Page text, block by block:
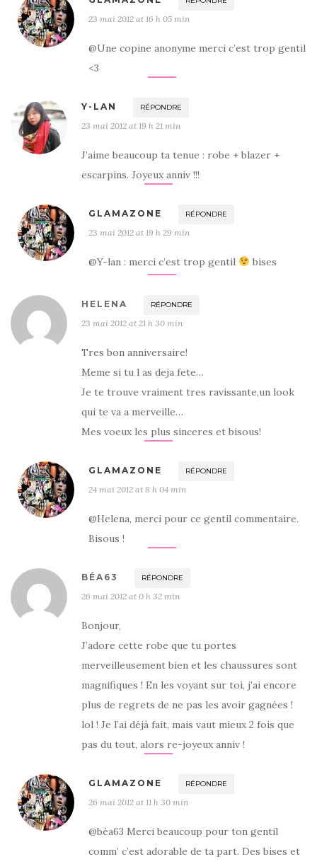
23 mai 2012 at 16 h 05 min
@Une copine anonyme merci c’est trop gentil
<3
Y-LAN RÉPONDRE
23 mai 2012 at 19 h 21 min
J’aime beaucoup ta tenue : robe + blazer +
escarpins. Joyeux anniv !!!
GLAMAZONE RÉPONDRE
23 mai 2012 at 19 h 29 min
@Y-lan : merci c’est trop gentil bises
HELENA RÉPONDRE
23 mai 2012 at 21 h 30 min
Tres bon anniversaire!
Meme si tu l as deja fete…
Je te trouve vraiment tres ravissante,un look
qui te va a merveille…
Mes voeux les plus sinceres et bisous!
GLAMAZONE RÉPONDRE
24 mai 2012 at 8 h 04 min
@Helena, merci pour ce gentil commentaire.
Bisous !
BÉA63 RÉPONDRE
26 mai 2012 at 0 h 32 min
Bonjour,
J’adore cette robe que tu portes
merveilleusement bien et les chaussures sont
magnifiques ! En les voyant sur toi, j’ai encore
plus de regrets de ne pas les avoir gagnées !
lol ! Je l’ai déjà fait, mais vaut mieux 2 fois que
pas du tout, alors re-joyeux anniv !
GLAMAZONE RÉPONDRE
26 mai 2012 at 11 h 30 min
@béa63 Merci beaucoup pour ton gentil
comm’ c’est adorable de ta part. Des bises et